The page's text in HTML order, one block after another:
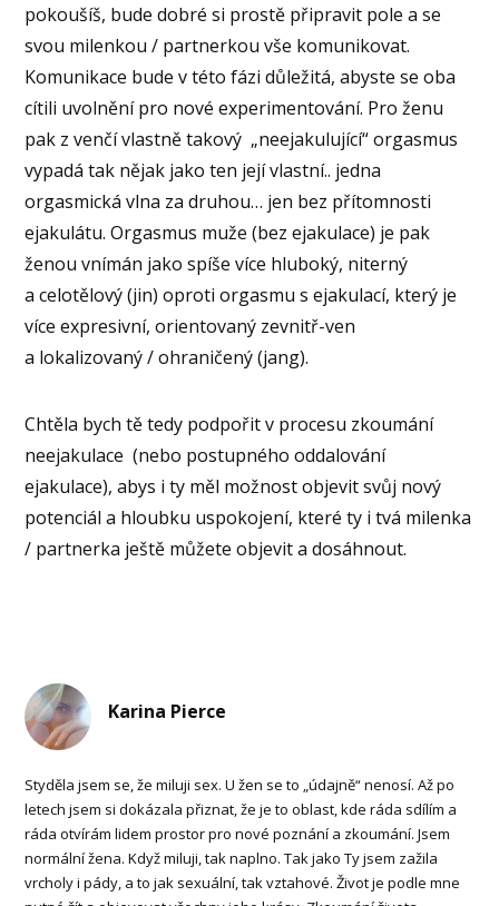
pokoušíš, bude dobré si prostě připravit pole a se
svou milenkou / partnerkou vše komunikovat.
Komunikace bude v této fázi důležitá, abyste se oba
cítili uvolnění pro nové experimentování. Pro ženu
pak z venčí vlastně takový „neejakulující“ orgasmus
vypadá tak nějak jako ten její vlastní.. jedna
orgasmická vlna za druhou… jen bez přítomnosti
ejakulátu. Orgasmus muže (bez ejakulace) je pak
ženou vnímán jako spíše více hluboký, niterný
a celotělový (jin) oproti orgasmu s ejakulací, který je
více expresivní, orientovaný zevnitř-ven
a lokalizovaný / ohraničený (jang).
Chtěla bych tě tedy podpořit v procesu zkoumání
neejakulace (nebo postupného oddalování
ejakulace), abys i ty měl možnost objevit svůj nový
potenciál a hloubku uspokojení, které ty i tvá milenka
/ partnerka ještě můžete objevit a dosáhnout.
Karina Pierce
Styděla jsem se, že miluji sex. U žen se to „údajně“ nenosí. Až po
letech jsem si dokázala přiznat, že je to oblast, kde ráda sdílím a
ráda otvírám lidem prostor pro nové poznání a zkoumání. Jsem
normální žena. Když miluji, tak naplno. Tak jako Ty jsem zažila
vrcholy i pády, a to jak sexuální, tak vztahové. Život je podle mne